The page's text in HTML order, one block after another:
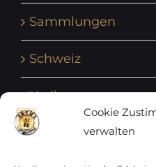
Cookie
verwalten
Sammlungen
Schweiz
Vatikan
Vereinte Nationen